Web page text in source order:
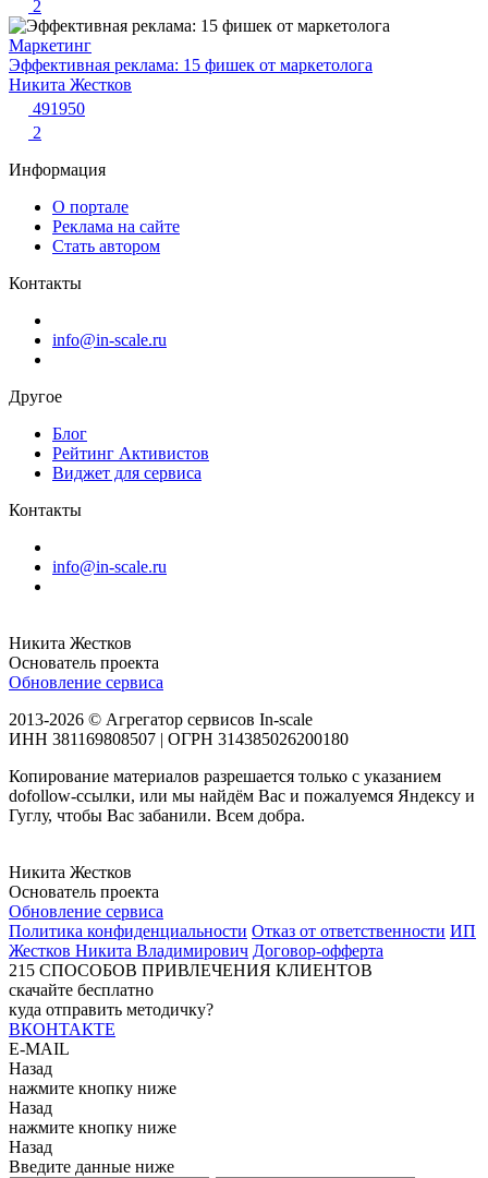
2
Маркетинг
Эффективная реклама: 15 фишек от маркетолога
Никита Жестков
491950
2
Информация
О портале
Реклама на сайте
Стать автором
Контакты
info@in-scale.ru
Другое
Блог
Рейтинг Активистов
Виджет для сервиса
Контакты
info@in-scale.ru
Никита Жестков
Основатель проекта
Обновление сервиса
2013-2026 © Агрегатор сервисов In-scale
ИНН 381169808507 | ОГРН 314385026200180
Копирование материалов разрешается только с указанием
dofollow-ссылки, или мы найдём Вас и пожалуемся Яндексу и
Гуглу, чтобы Вас забанили. Всем добра.
Никита Жестков
Основатель проекта
Обновление сервиса
Политика конфиденциальности Отказ от ответственности ИП
Жестков Никита Владимирович Договор-офферта
215 СПОСОБОВ ПРИВЛЕЧЕНИЯ КЛИЕНТОВ
скачайте бесплатно
куда отправить методичку?
ВКОНТАКТЕ
E-MAIL
Назад
нажмите кнопку ниже
Назад
нажмите кнопку ниже
Назад
Введите данные ниже